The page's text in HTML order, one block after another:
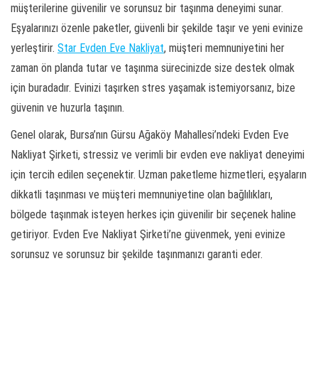
müşterilerine güvenilir ve sorunsuz bir taşınma deneyimi sunar.
Eşyalarınızı özenle paketler, güvenli bir şekilde taşır ve yeni evinize
yerleştirir. Star Evden Eve Nakliyat, müşteri memnuniyetini her
zaman ön planda tutar ve taşınma sürecinizde size destek olmak
için buradadır. Evinizi taşırken stres yaşamak istemiyorsanız, bize
güvenin ve huzurla taşının.
Genel olarak, Bursa’nın Gürsu Ağaköy Mahallesi’ndeki Evden Eve
Nakliyat Şirketi, stressiz ve verimli bir evden eve nakliyat deneyimi
için tercih edilen seçenektir. Uzman paketleme hizmetleri, eşyaların
dikkatli taşınması ve müşteri memnuniyetine olan bağlılıkları,
bölgede taşınmak isteyen herkes için güvenilir bir seçenek haline
getiriyor. Evden Eve Nakliyat Şirketi’ne güvenmek, yeni evinize
sorunsuz ve sorunsuz bir şekilde taşınmanızı garanti eder.